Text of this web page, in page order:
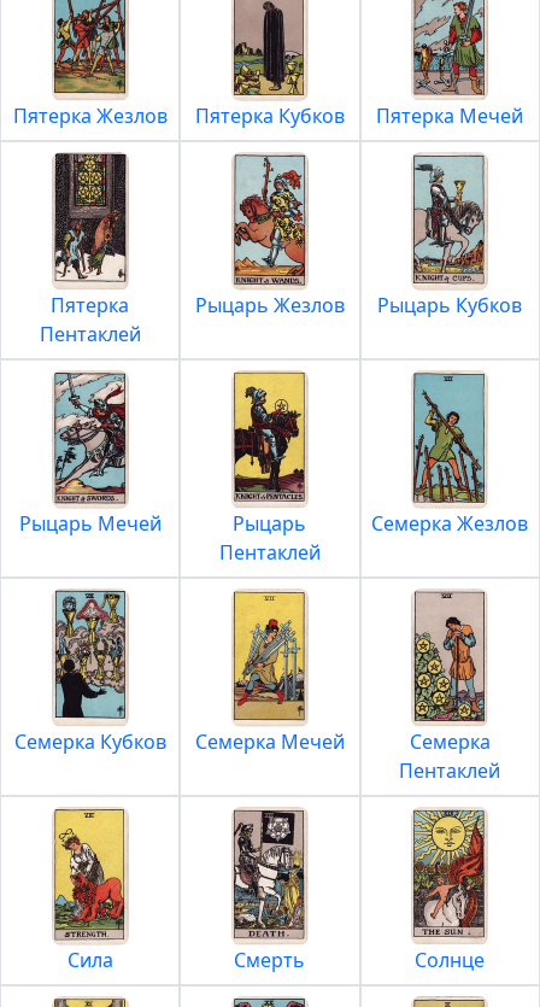
Пятерка Жезлов Пятерка Кубков Пятерка Мечей
Пятерка
Пентаклей
Рыцарь Жезлов Рыцарь Кубков
Рыцарь Мечей
Рыцарь
Пентаклей
Семерка Жезлов
Семерка Кубков Семерка Мечей
Семерка
Пентаклей
Сила Смерть Солнце